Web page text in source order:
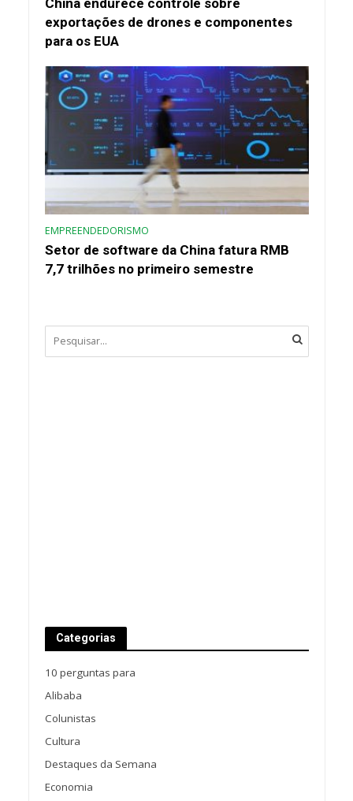
China endurece controle sobre
exportações de drones e componentes
para os EUA
EMPREENDEDORISMO
Setor de software da China fatura RMB
7,7 trilhões no primeiro semestre
Categorias
10 perguntas para
Alibaba
Colunistas
Cultura
Destaques da Semana
Economia